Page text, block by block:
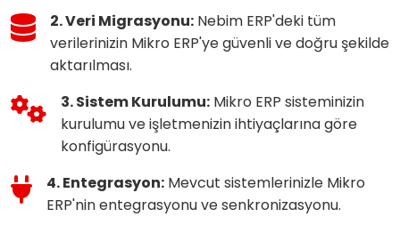
2. Veri Migrasyonu: Nebim ERP'deki tüm
verilerinizin Mikro ERP'ye güvenli ve doğru şekilde
aktarılması.
3. Sistem Kurulumu: Mikro ERP sisteminizin
kurulumu ve işletmenizin ihtiyaçlarına göre
konfigürasyonu.
4. Entegrasyon: Mevcut sistemlerinizle Mikro
ERP'nin entegrasyonu ve senkronizasyonu.